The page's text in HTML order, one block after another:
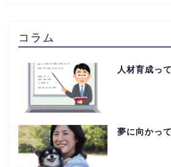
コラム
人材育成っ
夢に向かっ